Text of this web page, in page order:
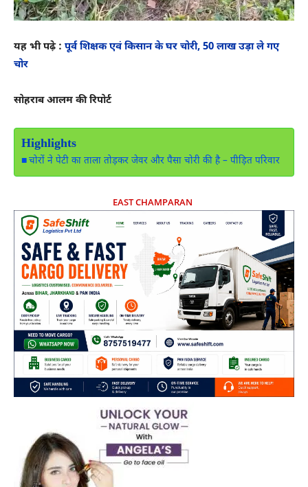
यह भी पढ़े : पूर्व शिक्षक एवं किसान के घर चोरी, 50 लाख उड़ा ले गए
चोर
सोहराब आलम की रिपोर्ट
Highlights
चोरों ने पेटी का ताला तोड़कर जेवर और पैसा चोरी की है – पीड़ित परिवार
EAST CHAMPARAN